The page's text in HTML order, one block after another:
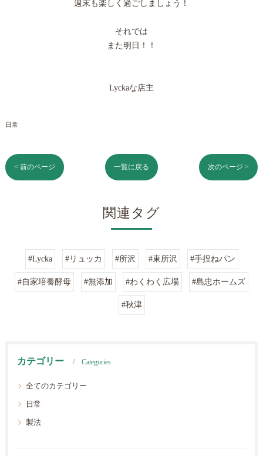
週末も楽しく過ごしましょう！
それでは
また明日！！
Lyckaな店主
日常
< 前のページ 一覧に戻る 次のページ >
関連タグ
#Lycka #リュッカ #所沢 #東所沢 #手捏ねパン
#自家培養酵母 #無添加 #わくわく広場 #島忠ホームズ
#秋津
カテゴリー Categories
全てのカテゴリー
日常
製法